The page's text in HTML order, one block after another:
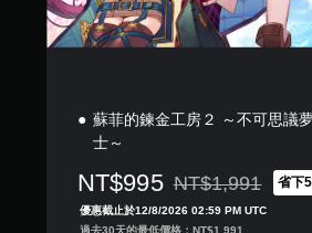
蘇菲的鍊金工房２ ～不可思議
士～
NT$995 折扣前原價為
NT$1,991 省下
優惠截止於12/8/2026 02:59 PM UTC
過去30天的最低價格：NT$1,991